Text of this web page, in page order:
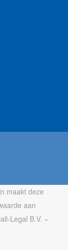
maakt deze
aan
Legal B.V. –